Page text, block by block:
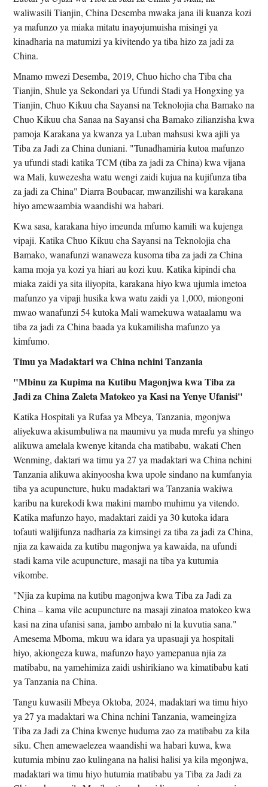
waliwasili Tianjin, China Desemba mwaka jana ili kuanza kozi
ya mafunzo ya miaka mitatu inayojumuisha misingi ya
kinadharia na matumizi ya kivitendo ya tiba hizo za jadi za
China.
Mnamo mwezi Desemba, 2019, Chuo hicho cha Tiba cha
Tianjin, Shule ya Sekondari ya Ufundi Stadi ya Hongxing ya
Tianjin, Chuo Kikuu cha Sayansi na Teknolojia cha Bamako na
Chuo Kikuu cha Sanaa na Sayansi cha Bamako zilianzisha kwa
pamoja Karakana ya kwanza ya Luban mahsusi kwa ajili ya
Tiba za Jadi za China duniani. "Tunadhamiria kutoa mafunzo
ya ufundi stadi katika TCM (tiba za jadi za China) kwa vijana
wa Mali, kuwezesha watu wengi zaidi kujua na kujifunza tiba
za jadi za China" Diarra Boubacar, mwanzilishi wa karakana
hiyo amewaambia waandishi wa habari.
Kwa sasa, karakana hiyo imeunda mfumo kamili wa kujenga
vipaji. Katika Chuo Kikuu cha Sayansi na Teknolojia cha
Bamako, wanafunzi wanaweza kusoma tiba za jadi za China
kama moja ya kozi ya hiari au kozi kuu. Katika kipindi cha
miaka zaidi ya sita iliyopita, karakana hiyo kwa ujumla imetoa
mafunzo ya vipaji husika kwa watu zaidi ya 1,000, miongoni
mwao wanafunzi 54 kutoka Mali wamekuwa wataalamu wa
tiba za jadi za China baada ya kukamilisha mafunzo ya
kimfumo.
Timu ya Madaktari wa China nchini Tanzania
"Mbinu za Kupima na Kutibu Magonjwa kwa Tiba za
Jadi za China Zaleta Matokeo ya Kasi na Yenye Ufanisi"
Katika Hospitali ya Rufaa ya Mbeya, Tanzania, mgonjwa
aliyekuwa akisumbuliwa na maumivu ya muda mrefu ya shingo
alikuwa amelala kwenye kitanda cha matibabu, wakati Chen
Wenming, daktari wa timu ya 27 ya madaktari wa China nchini
Tanzania alikuwa akinyoosha kwa upole sindano na kumfanyia
tiba ya acupuncture, huku madaktari wa Tanzania wakiwa
karibu na kurekodi kwa makini mambo muhimu ya vitendo.
Katika mafunzo hayo, madaktari zaidi ya 30 kutoka idara
tofauti walijifunza nadharia za kimsingi za tiba za jadi za China,
njia za kawaida za kutibu magonjwa ya kawaida, na ufundi
stadi kama vile acupuncture, masaji na tiba ya kutumia
vikombe.
"Njia za kupima na kutibu magonjwa kwa Tiba za Jadi za
China – kama vile acupuncture na masaji zinatoa matokeo kwa
kasi na zina ufanisi sana, jambo ambalo ni la kuvutia sana."
Amesema Mboma, mkuu wa idara ya upasuaji ya hospitali
hiyo, akiongeza kuwa, mafunzo hayo yamepanua njia za
matibabu, na yamehimiza zaidi ushirikiano wa kimatibabu kati
ya Tanzania na China.
Tangu kuwasili Mbeya Oktoba, 2024, madaktari wa timu hiyo
ya 27 ya madaktari wa China nchini Tanzania, wameingiza
Tiba za Jadi za China kwenye huduma zao za matibabu za kila
siku. Chen amewaelezea waandishi wa habari kuwa, kwa
kutumia mbinu zao kulingana na halisi halisi ya kila mgonjwa,
madaktari wa timu hiyo hutumia matibabu ya Tiba za Jadi za